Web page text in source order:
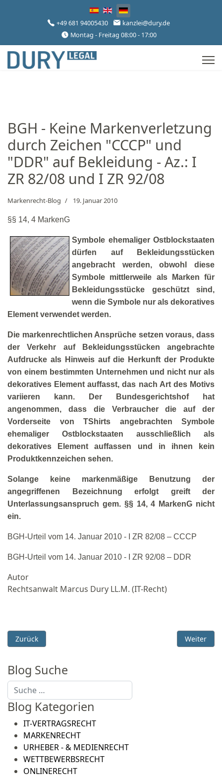
Sprache auswählen
+49 681 94005430
kanzlei@dury.de
Montag - Freitag 08:00 - 17:00
BGH - Keine Markenverletzung
durch Zeichen "CCCP" und
"DDR" auf Bekleidung - Az.: I
ZR 82/08 und I ZR 92/08
Markenrecht-Blog 19. Januar 2010
§§ 14, 4 MarkenG
Symbole ehemaliger Ostblockstaaten
dürfen auf Bekleidungsstücken
angebracht werden, obwohl diese
Symbole mittlerweile als Marken für
Bekleidungsstücke geschützt sind,
wenn die Symbole nur als dekoratives
Element verwendet werden.
Die markenrechtlichen Ansprüche setzen voraus, dass
der Verkehr auf Bekleidungsstücken angebrachte
Aufdrucke als Hinweis auf die Herkunft der Produkte
von einem bestimmten Unternehmen und nicht nur als
dekoratives Element auffasst, das nach Art des Motivs
variieren kann. Der Bundesgerichtshof hat
angenommen, dass die Verbraucher die auf der
Vorderseite von TShirts angebrachten Symbole
ehemaliger Ostblockstaaten ausschließlich als
dekoratives Element auffassen und in ihnen kein
Produktkennzeichen sehen.
Solange keine markenmäßige Benutzung der
angegriffenen Bezeichnung erfolgt greift der
Unterlassungsanspruch gem. §§ 14, 4 MarkenG nicht
ein.
BGH-Urteil vom 14. Januar 2010 - I ZR 82/08 – CCCP
BGH-Urteil vom 14. Januar 2010 - I ZR 92/08 – DDR
Autor
Rechtsanwalt Marcus Dury LL.M. (IT-Recht)
Vorheriger Beitrag: OLG Hamm: rechtserhaltende
Zurück Nächster
Weiter
Blog Suche
Suchen
Blog Kategorien
IT-VERTRAGSRECHT
MARKENRECHT
URHEBER - & MEDIENRECHT
WETTBEWERBSRECHT
ONLINERECHT